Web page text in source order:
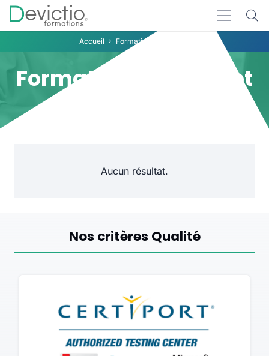
Accueil Formation JavaScript
Formation JavaScript
Aucun résultat.
Nos critères Qualité